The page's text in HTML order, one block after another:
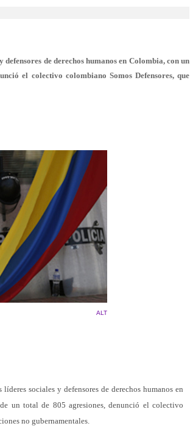
de derechos humanos en Colombia, con un
el colectivo colombiano Somos Defensores, que
ALT
sociales y defensores de derechos humanos en
un total de 805 agresiones, denunció el colectivo
no gubernamentales.